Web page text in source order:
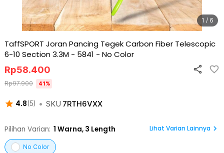
1 / 6
TaffSPORT Joran Pancing Tegek Carbon Fiber Telescopic
6-10 Section 3.3M - 5841 - No Color
4.8(5) • SKU 7RTH6VXX
Rp58.400
Rp97.900 41%
Pilihan Varian: 1 Warna, 3 Length Lihat Varian Lainnya
No Color